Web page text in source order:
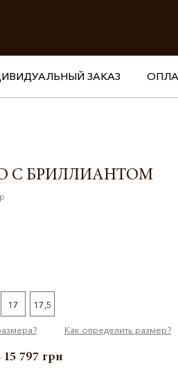
ЗАКАЗ
С БРИЛЛИАНТОМ
17 17,5
Как определить размер?
15 797 грн